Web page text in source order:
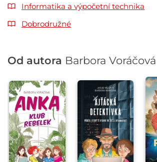
Informatika a výpočetní technika
Dobrodružné
Od autora Barbora Voráčová